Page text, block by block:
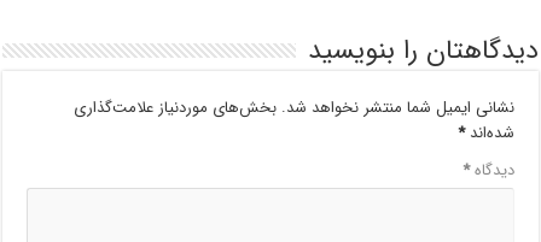
دیدگاهتان را بنویسید
نشانی ایمیل شما منتشر نخواهد شد. بخش‌های موردنیاز علامت‌گذاری
شده‌اند*
دیدگاه*